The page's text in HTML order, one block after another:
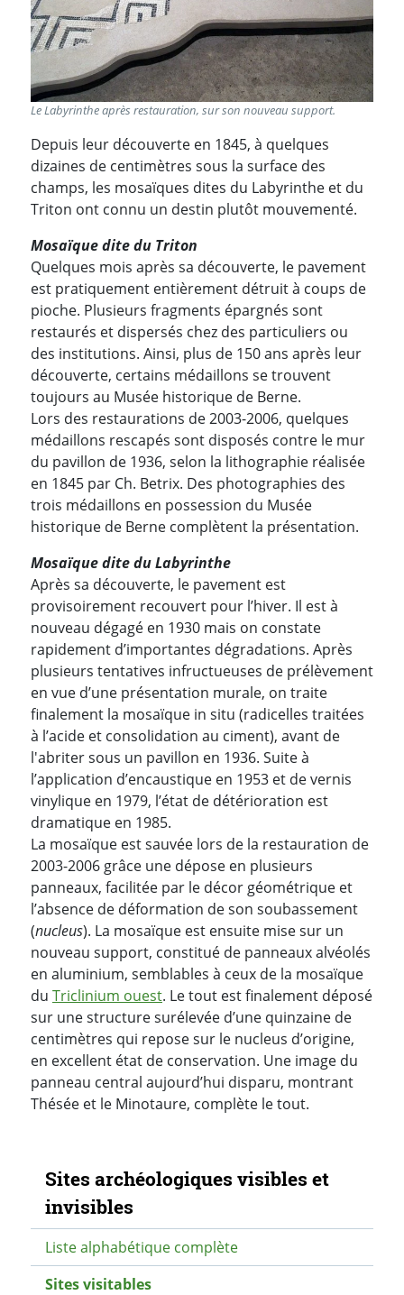
Le Labyrinthe après restauration, sur son nouveau support.
Depuis leur découverte en 1845, à quelques
dizaines de centimètres sous la surface des
champs, les mosaïques dites du Labyrinthe et du
Triton ont connu un destin plutôt mouvementé.
Mosaïque dite du Triton
Quelques mois après sa découverte, le pavement
est pratiquement entièrement détruit à coups de
pioche. Plusieurs fragments épargnés sont
restaurés et dispersés chez des particuliers ou
des institutions. Ainsi, plus de 150 ans après leur
découverte, certains médaillons se trouvent
toujours au Musée historique de Berne.
Lors des restaurations de 2003-2006, quelques
médaillons rescapés sont disposés contre le mur
du pavillon de 1936, selon la lithographie réalisée
en 1845 par Ch. Betrix. Des photographies des
trois médaillons en possession du Musée
historique de Berne complètent la présentation.
Mosaïque dite du Labyrinthe
Après sa découverte, le pavement est
provisoirement recouvert pour l’hiver. Il est à
nouveau dégagé en 1930 mais on constate
rapidement d’importantes dégradations. Après
plusieurs tentatives infructueuses de prélèvement
en vue d’une présentation murale, on traite
finalement la mosaïque in situ (radicelles traitées
à l’acide et consolidation au ciment), avant de
l'abriter sous un pavillon en 1936. Suite à
l’application d’encaustique en 1953 et de vernis
vinylique en 1979, l’état de détérioration est
dramatique en 1985.
La mosaïque est sauvée lors de la restauration de
2003-2006 grâce une dépose en plusieurs
panneaux, facilitée par le décor géométrique et
l’absence de déformation de son soubassement
(nucleus). La mosaïque est ensuite mise sur un
nouveau support, constitué de panneaux alvéolés
en aluminium, semblables à ceux de la mosaïque
du Triclinium ouest. Le tout est finalement déposé
sur une structure surélevée d’une quinzaine de
centimètres qui repose sur le nucleus d’origine,
en excellent état de conservation. Une image du
panneau central aujourd’hui disparu, montrant
Thésée et le Minotaure, complète le tout.
Navigation secondaire
Sites archéologiques visibles et
invisibles
Liste alphabétique complète
Sites visitables